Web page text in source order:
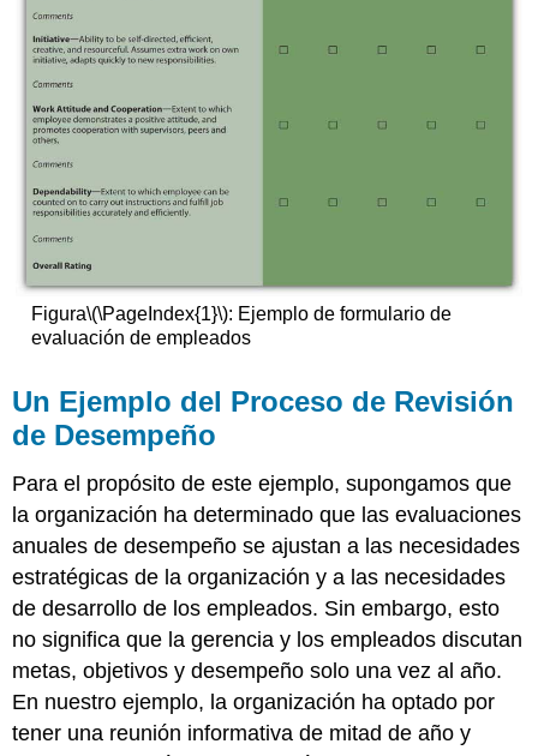
Figura\(\PageIndex{1}\): Ejemplo de formulario de
evaluación de empleados
Un Ejemplo del Proceso de Revisión
de Desempeño
Para el propósito de este ejemplo, supongamos que
la organización ha determinado que las evaluaciones
anuales de desempeño se ajustan a las necesidades
estratégicas de la organización y a las necesidades
de desarrollo de los empleados. Sin embargo, esto
no significa que la gerencia y los empleados discutan
metas, objetivos y desempeño solo una vez al año.
En nuestro ejemplo, la organización ha optado por
tener una reunión informativa de mitad de año y